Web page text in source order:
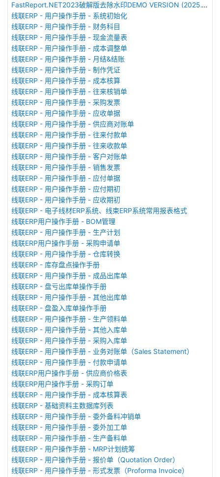
FastReport.NET2023破解版去除水印DEMO VERSION (2025.1.14/2023.2.18版本)
线联ERP - 用户操作手册 - 系统初始化
线联ERP - 用户操作手册 - 财务科目
线联ERP - 用户操作手册 - 现金流量表
线联ERP - 用户操作手册 - 成本调整单
线联ERP - 用户操作手册 - 月结&结账
线联ERP - 用户操作手册 - 制作凭证
线联ERP - 用户操作手册 - 成本核算
线联ERP - 用户操作手册 - 往来核销单
线联ERP - 用户操作手册 - 采购发票
线联ERP - 用户操作手册 - 应收单据
线联ERP - 用户操作手册 - 供应商对账单
线联ERP - 用户操作手册 - 往来付款单
线联ERP - 用户操作手册 - 往来收款单
线联ERP - 用户操作手册 - 客户对账单
线联ERP - 用户操作手册 - 销售发票
线联ERP - 用户操作手册 - 应付单据
线联ERP - 用户操作手册 - 应付期初
线联ERP - 用户操作手册 - 应收期初
线联ERP - 电子线材ERP系统、线束ERP系统常用报表格式
线联ERP用户操作手册 - BOM管理
线联ERP - 用户操作手册 - 生产计划
线联ERP用户操作手册 - 采购申请单
线联ERP - 用户操作手册 - 仓库转换
线联ERP - 库存盘点操作手册
线联ERP - 用户操作手册 - 成品出库单
线联ERP - 盘亏出库单操作手册
线联ERP - 用户操作手册 - 其他出库单
线联ERP - 盘盈入库单操作手册
线联ERP - 用户操作手册 - 生产领料单
线联ERP - 用户操作手册 - 其他入库单
线联ERP - 用户操作手册 - 采购入库单
线联ERP - 用户操作手册 - 业务对账单（Sales Statement）
线联ERP - 用户操作手册 - 付款申请单
线联ERP用户操作手册 - 供应商价格表
线联ERP用户操作手册 - 采购订单
线联ERP - 用户操作手册 - 成本核算表
线联ERP - 基础资料主数据库列表
线联ERP - 用户操作手册 - 委外备料冲销单
线联ERP - 用户操作手册 - 委外加工单
线联ERP - 用户操作手册 - 生产备料单
线联ERP - 用户操作手册 - MRP计划统筹
线联ERP - 用户操作手册 - 报价单（Quotation Order）
线联ERP - 用户操作手册 - 形式发票（Proforma Invoice）